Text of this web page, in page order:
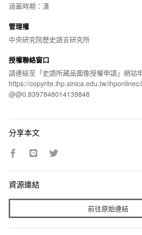
涵蓋時期：漢
管理權
中央研究院歷史語言研究所
授權聯絡窗口
請連結至「史語所藏品圖像授權申請」網站
https://copyrite.ihp.sinica.edu.tw/
@@0.8397848014139848
分享本文
資源連結
前往原始連結